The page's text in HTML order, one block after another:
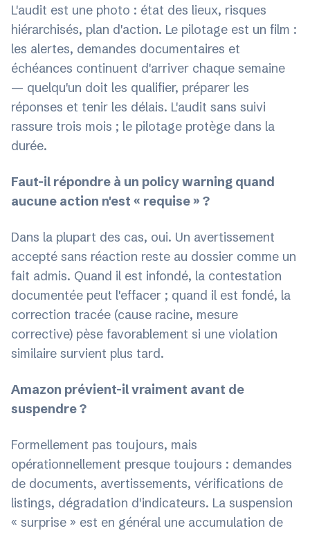
L'audit est une photo : état des lieux, risques
hiérarchisés, plan d'action. Le pilotage est un film :
les alertes, demandes documentaires et
échéances continuent d'arriver chaque semaine
— quelqu'un doit les qualifier, préparer les
réponses et tenir les délais. L'audit sans suivi
rassure trois mois ; le pilotage protège dans la
durée.
Faut-il répondre à un policy warning quand
aucune action n'est « requise » ?
Dans la plupart des cas, oui. Un avertissement
accepté sans réaction reste au dossier comme un
fait admis. Quand il est infondé, la contestation
documentée peut l'effacer ; quand il est fondé, la
correction tracée (cause racine, mesure
corrective) pèse favorablement si une violation
similaire survient plus tard.
Amazon prévient-il vraiment avant de
suspendre ?
Formellement pas toujours, mais
opérationnellement presque toujours : demandes
de documents, avertissements, vérifications de
listings, dégradation d'indicateurs. La suspension
« surprise » est en général une accumulation de